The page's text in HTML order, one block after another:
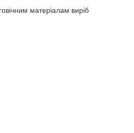
матеріалам виріб